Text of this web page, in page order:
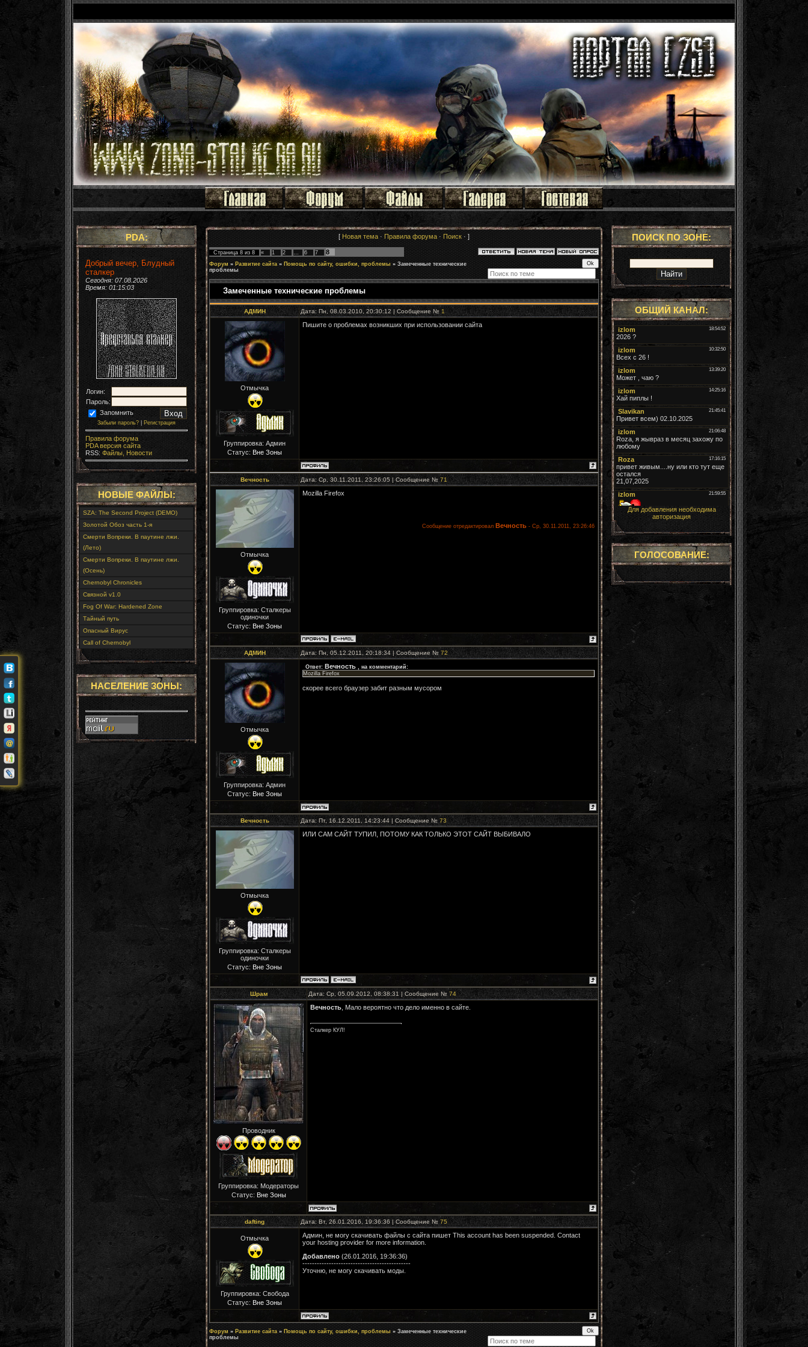
PDA:
Добрый вечер, Блудный
сталкер
Сегодня: 07.08.2026
Время: 01:15:04
Логин:
Пароль:
Запомнить
Забыли пароль? Регистрация
Правила форума
PDA версия сайта
RSS: Файлы, Новости
НОВЫЕ ФАЙЛЫ:
SZA: The Second Project (DEMO)
Золотой Обоз часть 1-я
Смерти Вопреки. В паутине лжи.
(Лето)
Смерти Вопреки. В паутине лжи.
(Осень)
Chernobyl Chronicles
Связной v1.0
Fog Of War: Hardened Zone
Тайный путь
Опасный Вирус
Call of Chernobyl
НАСЕЛЕНИЕ ЗОНЫ:
[ Новая тема · Правила форума · Поиск · ]
Страница 8 из 8 « 1 2 … 6 7 8
Форум » Развитие сайта » Помощь по сайту, ошибки, проблемы » Замеченные технические
проблемы
Замеченные технические проблемы
АДМИН Дата: Пн, 08.03.2010, 20:30:12 | Сообщение № 1
Отмычка
Группировка: Админ
Статус: Вне Зоны
Пишите о проблемах возникших при использовании сайта
Вечность Дата: Ср, 30.11.2011, 23:26:05 | Сообщение № 71
Отмычка
Группировка: Сталкеры
одиночки
Статус: Вне Зоны
Mozilla Firefox
Сообщение отредактировал Вечность - Ср, 30.11.2011, 23:26:46
АДМИН Дата: Пн, 05.12.2011, 20:18:34 | Сообщение № 72
Отмычка
Группировка: Админ
Статус: Вне Зоны
Ответ: Вечность , на комментарий:
Mozilla Firefox
скорее всего браузер забит разным мусором
Вечность Дата: Пт, 16.12.2011, 14:23:44 | Сообщение № 73
Отмычка
Группировка: Сталкеры
одиночки
Статус: Вне Зоны
ИЛИ САМ САЙТ ТУПИЛ, ПОТОМУ КАК ТОЛЬКО ЭТОТ САЙТ ВЫБИВАЛО
Шрам Дата: Ср, 05.09.2012, 08:38:31 | Сообщение № 74
Проводник
Группировка: Модераторы
Статус: Вне Зоны
Вечность , Мало вероятно что дело именно в сайте.
Сталкер КУЛ!
dafting Дата: Вт, 26.01.2016, 19:36:36 | Сообщение № 75
Отмычка
Группировка: Свобода
Статус: Вне Зоны
Админ, не могу скачивать файлы с сайта пишет This account has been suspended. Contact
your hosting provider for more information.
Добавлено (26.01.2016, 19:36:36)
---------------------------------------------
Уточню, не могу скачивать моды.
Форум » Развитие сайта » Помощь по сайту, ошибки, проблемы » Замеченные технические
проблемы
ПОИСК ПО ЗОНЕ:
ОБЩИЙ КАНАЛ:
Для добавления необходима
авторизация
ГОЛОСОВАНИЕ: